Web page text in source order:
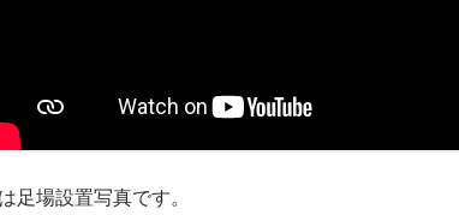
足場設置写真です。